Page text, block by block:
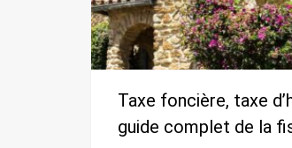
Taxe foncière, taxe
guide complet de la